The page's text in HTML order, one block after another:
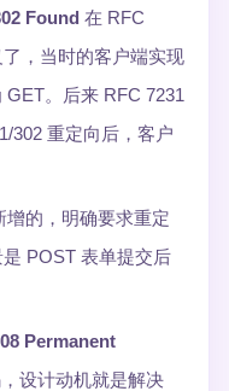
Found 在 RFC
，当时的客户端实现
。后来 RFC 7231
重定向后，客户
增的，明确要求重定
POST 表单提交后
Permanent
设计动机就是解决